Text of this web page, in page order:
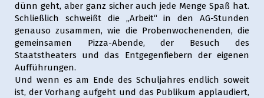
dünn geht, aber ganz sicher auch jede Menge Spaß hat.
Schließlich schweißt die „Arbeit“ in den AG-Stunden
genauso zusammen, wie die Probenwochenenden, die
gemeinsamen Pizza-Abende, der Besuch des
Staatstheaters und das Entgegenfiebern der eigenen
Aufführungen.
Und wenn es am Ende des Schuljahres endlich soweit
ist, der Vorhang aufgeht und das Publikum applaudiert,